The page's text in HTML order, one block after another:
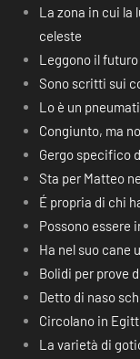
La zona in cui la
celeste
Leggono il
Sono scritti sui
Lo è un
Congiunto, ma
Gergo specifico
Sta per Matteo
É propria di chi
Possono essere
Ha nel suo cane
Bolidi per prove
Detto di naso
Circolano in
La varietà di